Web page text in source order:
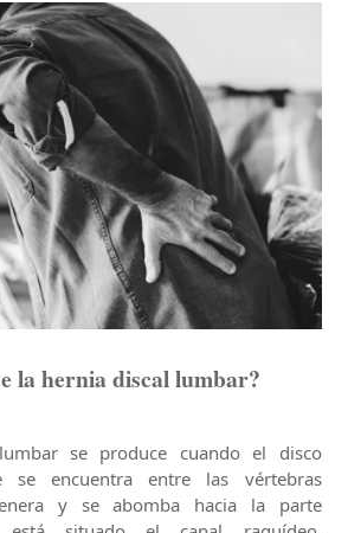
la hernia discal lumbar?
se produce cuando el disco
se encuentra entre las vértebras
y se abomba hacia la parte